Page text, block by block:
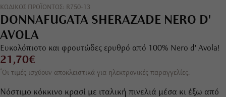
ΚΩΔΙΚΟΣ ΠΡΟΪΟΝΤΟΣ: R750-13
DONNAFUGATA SHERAZADE NERO D'
AVOLA
Ευκολόπιοτο και φρουτώδες ερυθρό από 100% Nero d' Avola!
21,70€
*Οι τιμές ισχύουν αποκλειστικά για ηλεκτρονικές παραγγελίες.
Νόστιμο κόκκινο κρασί με ιταλική πινελιά μέσα κι έξω από